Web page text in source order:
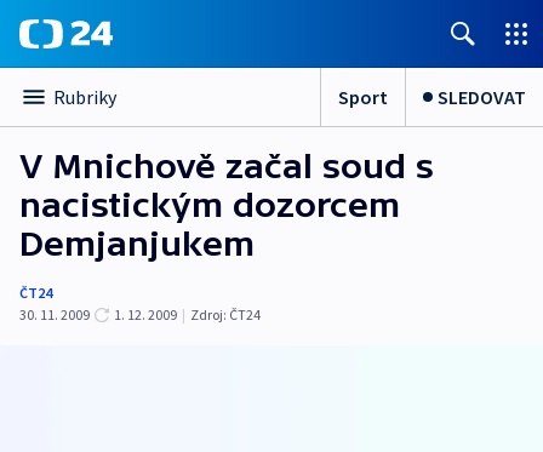
Rubriky Sport SLEDOVAT
V Mnichově začal soud s
nacistickým dozorcem
Demjanjukem
ČT24
30. 11. 2009
1. 12. 2009 | Zdroj: ČT24